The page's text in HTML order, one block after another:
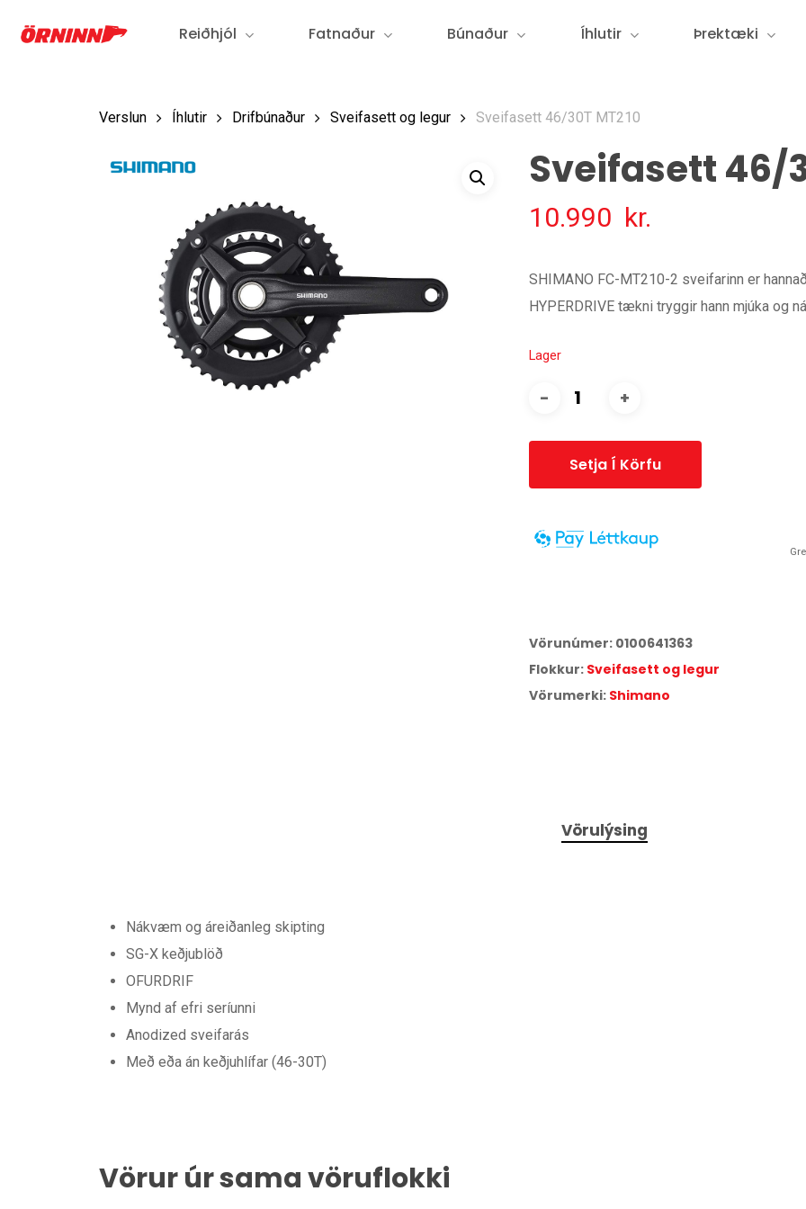
Reiðhjól Fatnaður Búnaður Íhlutir Þrektæki
Verslun Íhlutir Drifbúnaður Sveifasett og legur Sveifasett 46/30T MT210
Sveifasett 46/
10.990 kr.
SHIMANO FC-MT210-2 sveifarinn er
HYPERDRIVE tækni tryggir hann mjúka og
Lager
Setja Í Körfu
Vörunúmer: 0100641363
Flokkur: Sveifasett og legur
Vörumerki: Shimano
Vörulýsing
Nákvæm og áreiðanleg skipting
SG-X keðjublöð
OFURDRIF
Mynd af efri seríunni
Anodized sveifarás
Með eða án keðjuhlífar (46-30T)
Vörur úr sama vöruflokki